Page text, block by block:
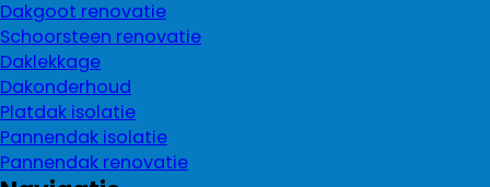
Dakgoot renovatie
Schoorsteen renovatie
Daklekkage
Dakonderhoud
Platdak isolatie
Pannendak isolatie
Pannendak renovatie